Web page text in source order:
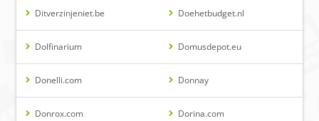
Ditverzinjeniet.be Doehetbudget.nl
Dolfinarium Domusdepot.eu
Donelli.com Donnay
Donrox.com Dorina.com